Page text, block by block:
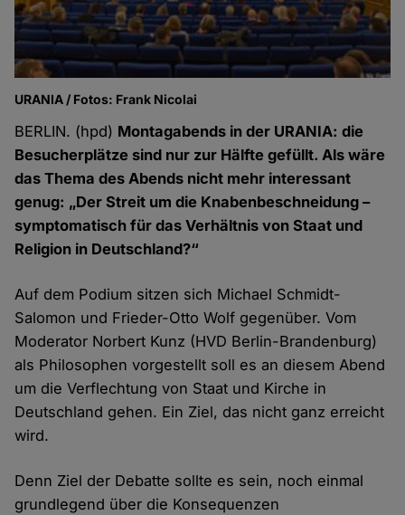
URANIA / Fotos: Frank Nicolai
BERLIN. (hpd) Montagabends in der URANIA: die
Besucherplätze sind nur zur Hälfte gefüllt. Als wäre
das Thema des Abends nicht mehr interessant
genug: „Der Streit um die Knabenbeschneidung –
symptomatisch für das Verhältnis von Staat und
Religion in Deutschland?“
Auf dem Podium sitzen sich Michael Schmidt-
Salomon und Frieder-Otto Wolf gegenüber. Vom
Moderator Norbert Kunz (HVD Berlin-Brandenburg)
als Philosophen vorgestellt soll es an diesem Abend
um die Verflechtung von Staat und Kirche in
Deutschland gehen. Ein Ziel, das nicht ganz erreicht
wird.
Denn Ziel der Debatte sollte es sein, noch einmal
grundlegend über die Konsequenzen